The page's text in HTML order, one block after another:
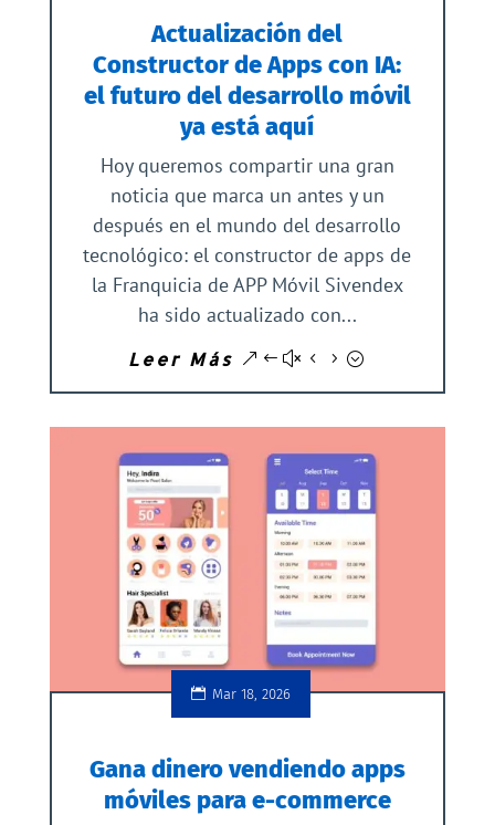
Actualización del
Constructor de Apps con IA:
el futuro del desarrollo móvil
ya está aquí
Hoy queremos compartir una gran
noticia que marca un antes y un
después en el mundo del desarrollo
tecnológico: el constructor de apps de
la Franquicia de APP Móvil Sivendex
ha sido actualizado con...
Leer Más
Mar 18, 2026
Gana dinero vendiendo apps
móviles para e-commerce